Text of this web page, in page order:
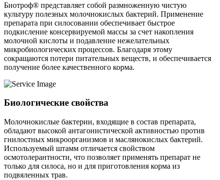
Биотроф® представляет собой размноженную чистую
культуру полезных молочнокислых бактерий. Применение
препарата при силосовании обеспечивает быстрое
подкисление консервируемой массы за счет накопления
молочной кислоты и подавление нежелательных
микробиологических процессов. Благодаря этому
сокращаются потери питательных веществ, и обеспечивается
получение более качественного корма.
Биологические свойства
Молочнокислые бактерии, входящие в состав препарата,
обладают высокой антагонистической активностью против
гнилостных микроорганизмов и маслянокислых бактерий.
Используемый штамм отличается свойством
осмотолерантности, что позволяет применять препарат не
только для силоса, но и для приготовления корма из
подвяленных трав.